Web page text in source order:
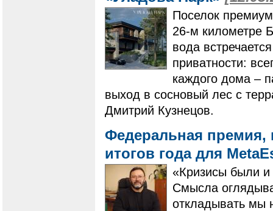
Поселок
26-м километре
вода
приватности:
каждого дома –
выход в сосновый лес с
Дмитрий Кузнецов.
Федеральная премия,
итогов года для
«Кризисы были и
Смысла
откладывать мы